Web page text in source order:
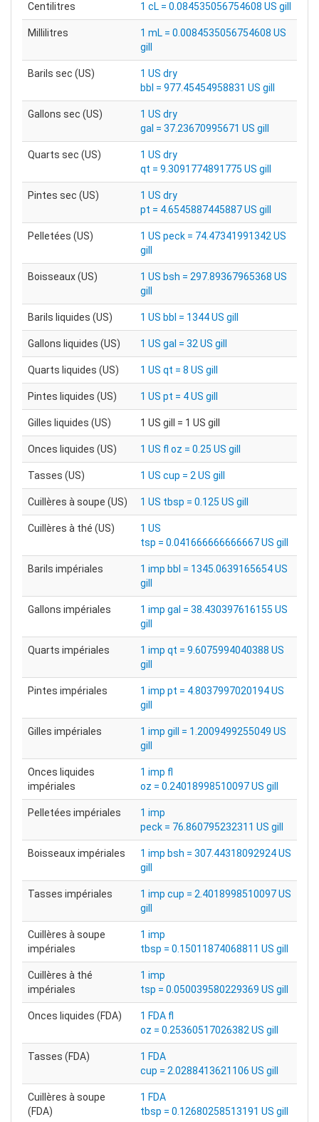
Centilitres 1 cL = 0.084535056754608 US gill
Millilitres
1 mL = 0.0084535056754608 US
gill
Barils sec (US)
1 US dry
bbl = 977.45454958831 US gill
Gallons sec (US)
1 US dry
gal = 37.23670995671 US gill
Quarts sec (US)
1 US dry
qt = 9.3091774891775 US gill
Pintes sec (US)
1 US dry
pt = 4.6545887445887 US gill
Pelletées (US)
1 US peck = 74.47341991342 US
gill
Boisseaux (US)
1 US bsh = 297.89367965368 US
gill
Barils liquides (US) 1 US bbl = 1344 US gill
Gallons liquides (US) 1 US gal = 32 US gill
Quarts liquides (US) 1 US qt = 8 US gill
Pintes liquides (US) 1 US pt = 4 US gill
Gilles liquides (US) 1 US gill = 1 US gill
Onces liquides (US) 1 US fl oz = 0.25 US gill
Tasses (US) 1 US cup = 2 US gill
Cuillères à soupe (US) 1 US tbsp = 0.125 US gill
Cuillères à thé (US)
1 US
tsp = 0.041666666666667 US gill
Barils impériales
1 imp bbl = 1345.0639165654 US
gill
Gallons impériales
1 imp gal = 38.430397616155 US
gill
Quarts impériales
1 imp qt = 9.6075994040388 US
gill
Pintes impériales
1 imp pt = 4.8037997020194 US
gill
Gilles impériales
1 imp gill = 1.2009499255049 US
gill
Onces liquides
impériales
1 imp fl
oz = 0.24018998510097 US gill
Pelletées impériales
1 imp
peck = 76.860795232311 US gill
Boisseaux impériales
1 imp bsh = 307.44318092924 US
gill
Tasses impériales
1 imp cup = 2.4018998510097 US
gill
Cuillères à soupe
impériales
1 imp
tbsp = 0.15011874068811 US gill
Cuillères à thé
impériales
1 imp
tsp = 0.050039580229369 US gill
Onces liquides (FDA)
1 FDA fl
oz = 0.25360517026382 US gill
Tasses (FDA)
1 FDA
cup = 2.0288413621106 US gill
Cuillères à soupe
(FDA)
1 FDA
tbsp = 0.12680258513191 US gill